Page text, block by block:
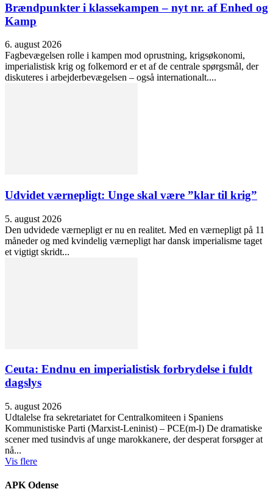
Brændpunkter i klassekampen – nyt nr. af Enhed og
Kamp
6. august 2026
Fagbevægelsen rolle i kampen mod oprustning, krigsøkonomi,
imperialistisk krig og folkemord er et af de centrale spørgsmål, der
diskuteres i arbejderbevægelsen – også internationalt....
Udvidet værnepligt: Unge skal være ”klar til krig”
5. august 2026
Den udvidede værnepligt er nu en realitet. Med en værnepligt på 11
måneder og med kvindelig værnepligt har dansk imperialisme taget
et vigtigt skridt...
Ceuta: Endnu en imperialistisk forbrydelse i fuldt
dagslys
5. august 2026
Udtalelse fra sekretariatet for Centralkomiteen i Spaniens
Kommunistiske Parti (Marxist-Leninist) – PCE(m-l) De dramatiske
scener med tusindvis af unge marokkanere, der desperat forsøger at
nå...
Vis flere
APK Odense